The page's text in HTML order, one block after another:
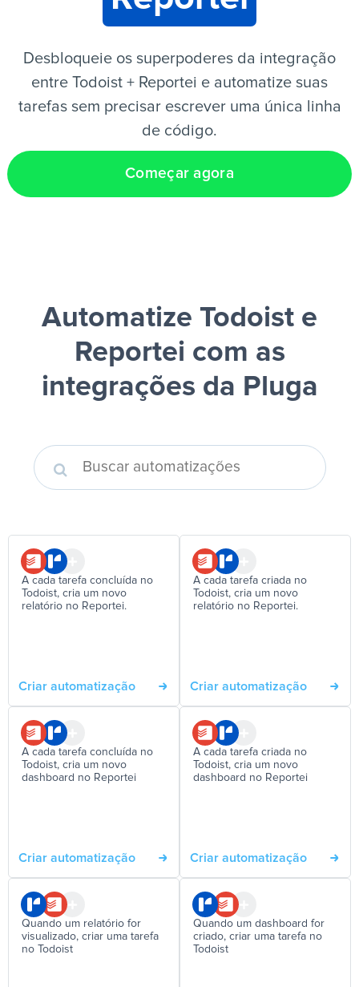
Desbloqueie os superpoderes da integração
entre Todoist + Reportei e automatize suas
tarefas sem precisar escrever uma única linha
de código.
Começar agora
Automatize Todoist e
Reportei com as
integrações da Pluga
A cada tarefa concluída no
Todoist, cria um novo
relatório no Reportei.
Criar automatização
A cada tarefa criada no
Todoist, cria um novo
relatório no Reportei.
Criar automatização
A cada tarefa concluída no
Todoist, cria um novo
dashboard no Reportei
Criar automatização
A cada tarefa criada no
Todoist, cria um novo
dashboard no Reportei
Criar automatização
Quando um relatório for
visualizado, criar uma tarefa
no Todoist
Quando um dashboard for
criado, criar uma tarefa no
Todoist